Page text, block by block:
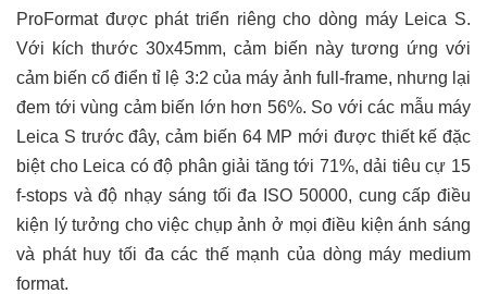
ProFormat được phát triển riêng cho dòng máy Leica S.
Với kích thước 30x45mm, cảm biến này tương ứng với
cảm biến cổ điển tỉ lệ 3:2 của máy ảnh full-frame, nhưng lại
đem tới vùng cảm biến lớn hơn 56%. So với các mẫu máy
Leica S trước đây, cảm biến 64 MP mới được thiết kế đặc
biệt cho Leica có độ phân giải tăng tới 71%, dải tiêu cự 15
f-stops và độ nhạy sáng tối đa ISO 50000, cung cấp điều
kiện lý tưởng cho việc chụp ảnh ở mọi điều kiện ánh sáng
và phát huy tối đa các thế mạnh của dòng máy medium
format.